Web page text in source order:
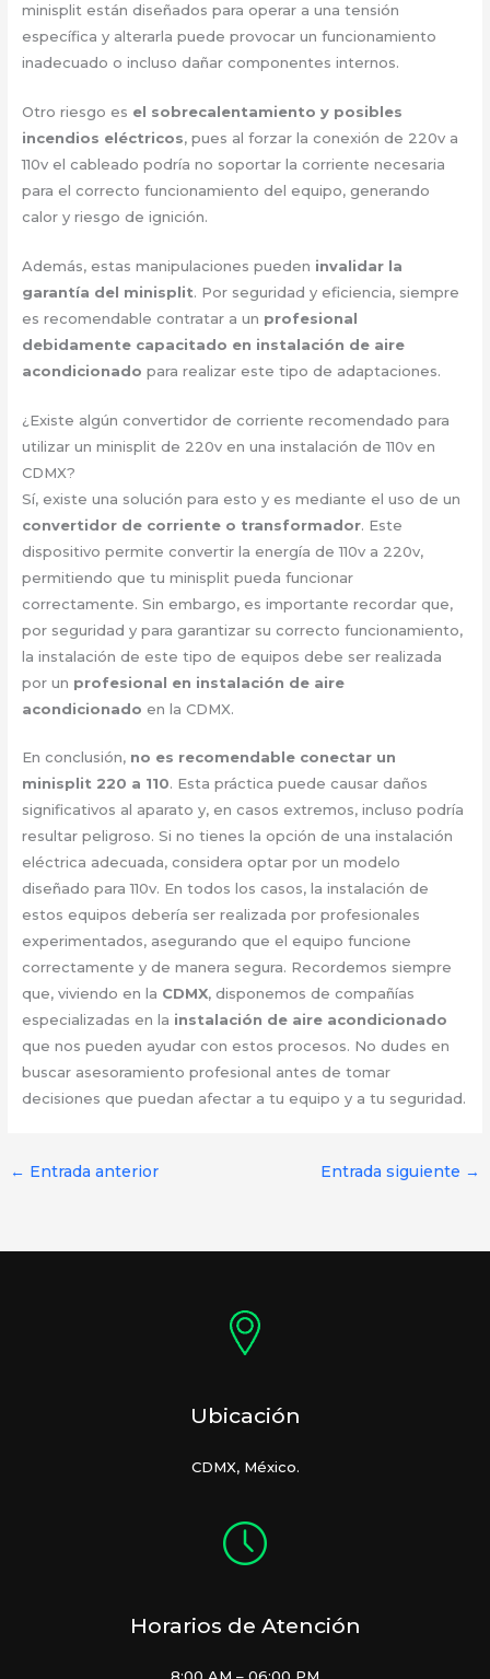
minisplit están diseñados para operar a una tensión
específica y alterarla puede provocar un funcionamiento
inadecuado o incluso dañar componentes internos.
Otro riesgo es el sobrecalentamiento y posibles
incendios eléctricos, pues al forzar la conexión de 220v a
110v el cableado podría no soportar la corriente necesaria
para el correcto funcionamiento del equipo, generando
calor y riesgo de ignición.
Además, estas manipulaciones pueden invalidar la
garantía del minisplit. Por seguridad y eficiencia, siempre
es recomendable contratar a un profesional
debidamente capacitado en instalación de aire
acondicionado para realizar este tipo de adaptaciones.
¿Existe algún convertidor de corriente recomendado para
utilizar un minisplit de 220v en una instalación de 110v en
CDMX?
Sí, existe una solución para esto y es mediante el uso de un
convertidor de corriente o transformador. Este
dispositivo permite convertir la energía de 110v a 220v,
permitiendo que tu minisplit pueda funcionar
correctamente. Sin embargo, es importante recordar que,
por seguridad y para garantizar su correcto funcionamiento,
la instalación de este tipo de equipos debe ser realizada
por un profesional en instalación de aire
acondicionado en la CDMX.
En conclusión, no es recomendable conectar un
minisplit 220 a 110. Esta práctica puede causar daños
significativos al aparato y, en casos extremos, incluso podría
resultar peligroso. Si no tienes la opción de una instalación
eléctrica adecuada, considera optar por un modelo
diseñado para 110v. En todos los casos, la instalación de
estos equipos debería ser realizada por profesionales
experimentados, asegurando que el equipo funcione
correctamente y de manera segura. Recordemos siempre
que, viviendo en la CDMX, disponemos de compañías
especializadas en la instalación de aire acondicionado
que nos pueden ayudar con estos procesos. No dudes en
buscar asesoramiento profesional antes de tomar
decisiones que puedan afectar a tu equipo y a tu seguridad.
← Entrada anterior Entrada siguiente →
Ubicación
CDMX, México.
Horarios de Atención